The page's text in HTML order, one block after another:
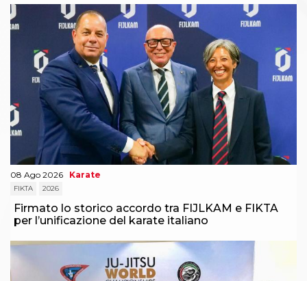
08 Ago 2026 Karate
FIKTA 2026
Firmato lo storico accordo tra FIJLKAM e FIKTA
per l’unificazione del karate italiano